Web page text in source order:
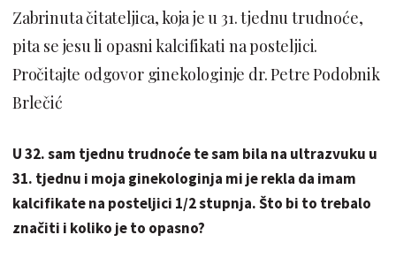
Zabrinuta čitateljica, koja je u 31. tjednu trudnoće,
pita se jesu li opasni kalcifikati na posteljici.
Pročitajte odgovor ginekologinje dr. Petre Podobnik
Brlečić
U 32. sam tjednu trudnoće te sam bila na ultrazvuku u
31. tjednu i moja ginekologinja mi je rekla da imam
kalcifikate na posteljici 1/2 stupnja. Što bi to trebalo
značiti i koliko je to opasno?